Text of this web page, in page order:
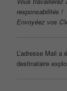
responsabilités !
Envoyéez vos
L’adresse Mail a
destinataire